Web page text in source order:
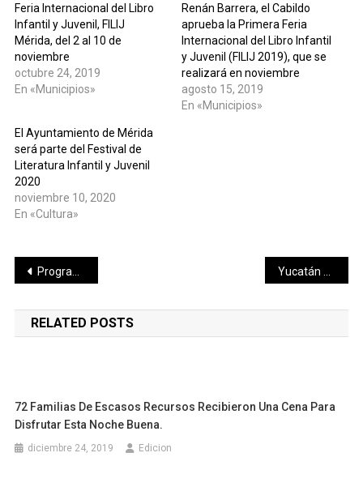
Feria Internacional del Libro
Infantil y Juvenil, FILIJ
Mérida, del 2 al 10 de
noviembre
octubre 24, 2019
En «Municipios»
Renán Barrera, el Cabildo
aprueba la Primera Feria
Internacional del Libro Infantil
y Juvenil (FILIJ 2019), que se
realizará en noviembre
agosto 15, 2019
En «Municipios»
El Ayuntamiento de Mérida
será parte del Festival de
Literatura Infantil y Juvenil
2020
noviembre 10, 2020
En «Cultura»
Navegación
de
entradas
Programa “Médico 24/7” acerca atención en salud a más yucatecos
RELATED POSTS
72 Familias De Escasos Recursos Recibieron Una Cena Para
Disfrutar Esta Noche Buena.
diciembre 24, 2019 Edicion